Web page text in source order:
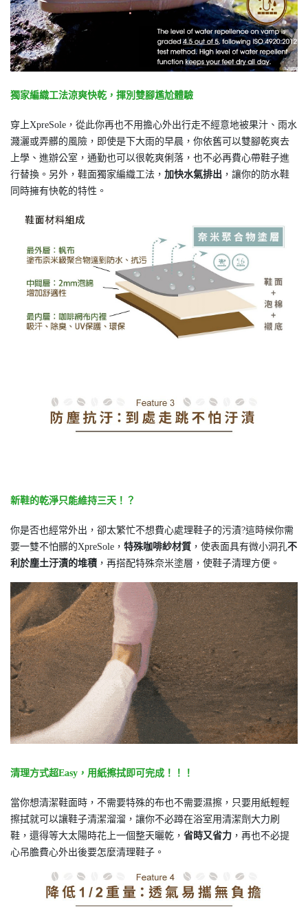
獨家編織工法涼爽快乾，揮別雙腳尷尬體驗
穿上XpreSole，從此你再也不用擔心外出行走不經意地被果汁、雨水
濺灑或弄髒的風險，即使是下大雨的早晨，你依舊可以雙腳乾爽去
上學、進辦公室，通勤也可以很乾爽俐落，也不必再費心帶鞋子進
行替換。另外，鞋面獨家編織工法， 加快水氣排出 ，讓你的防水鞋
同時擁有快乾的特性。
新鞋的乾淨只能維持三天！？
你是否也經常外出，卻太繁忙不想費心處理鞋子的污漬?這時候你需
要一雙不怕髒的XpreSole， 特殊咖啡紗材質 ，使表面具有微小洞孔不
利於塵土汙漬的堆積 ，再搭配特殊奈米塗層，使鞋子清理方便。
清理方式超Easy，用紙擦拭即可完成！！！
當你想清潔鞋面時，不需要特殊的布也不需要濕擦，只要用紙輕輕
擦拭就可以讓鞋子清潔溜溜，讓你不必蹲在浴室用清潔劑大力刷
鞋，還得等大太陽時花上一個整天曬乾， 省時又省力 ，再也不必提
心吊膽費心外出後要怎麼清理鞋子。